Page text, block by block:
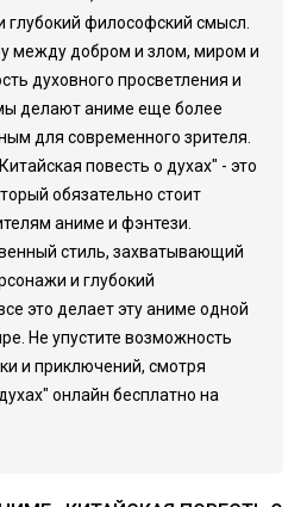
глубокий философский смысл.
между добром и злом, миром и
духовного просветления и
делают аниме еще более
для современного зрителя.
повесть о духах" - это
обязательно стоит
аниме и фэнтези.
стиль, захватывающий
и глубокий
это делает эту аниме одной
Не упустите возможность
и приключений, смотря
онлайн бесплатно на